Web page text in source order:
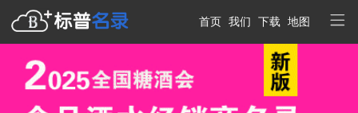
首页 我们 下载 地图